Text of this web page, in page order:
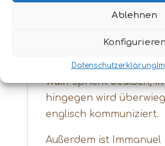
Ablehnen
Konfigurieren
Datenschutzerklärung
der hier auch dein
Wulff spricht deutsch,
hingegen wird
englisch kommuniziert.
Außerdem ist Immanuel